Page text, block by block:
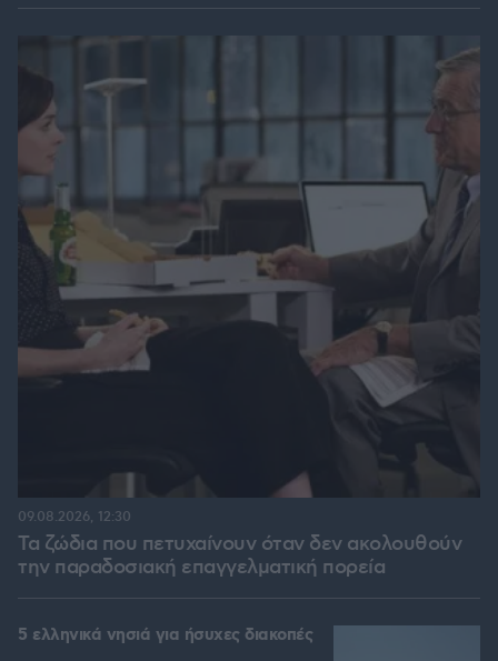
Τα ζώδια που πετυχαίνουν όταν δεν ακολουθούν
την παραδοσιακή επαγγελματική πορεία
09.08.2026, 12:30
5 ελληνικά νησιά για ήσυχες διακοπές